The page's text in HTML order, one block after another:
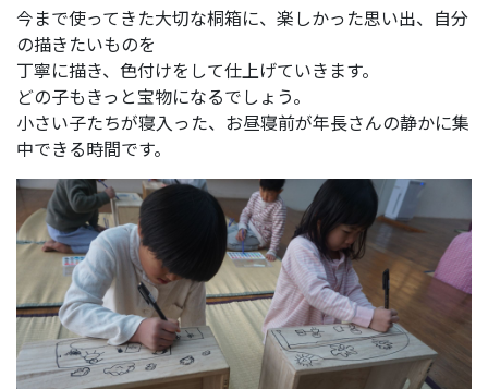
今まで使ってきた大切な桐箱に、楽しかった思い出、自分
の描きたいものを
丁寧に描き、色付けをして仕上げていきます。
どの子もきっと宝物になるでしょう。
小さい子たちが寝入った、お昼寝前が年長さんの静かに集
中できる時間です。